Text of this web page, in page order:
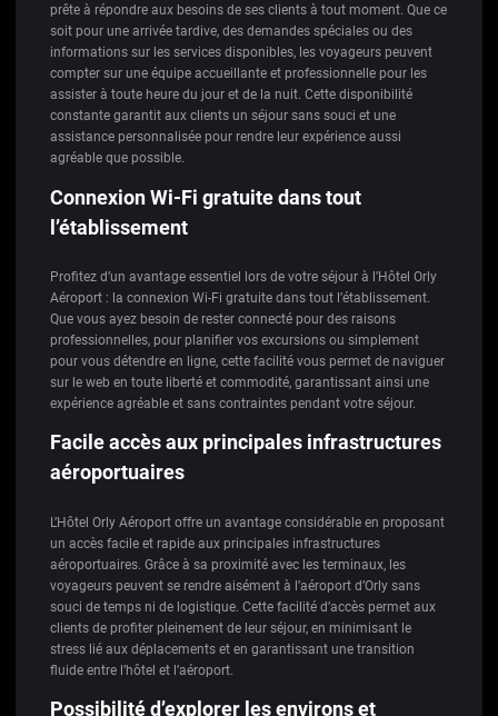
prête à répondre aux besoins de ses clients à tout moment. Que ce
soit pour une arrivée tardive, des demandes spéciales ou des
informations sur les services disponibles, les voyageurs peuvent
compter sur une équipe accueillante et professionnelle pour les
assister à toute heure du jour et de la nuit. Cette disponibilité
constante garantit aux clients un séjour sans souci et une
assistance personnalisée pour rendre leur expérience aussi
agréable que possible.
Connexion Wi-Fi gratuite dans tout
l’établissement
Profitez d’un avantage essentiel lors de votre séjour à l’Hôtel Orly
Aéroport : la connexion Wi-Fi gratuite dans tout l’établissement.
Que vous ayez besoin de rester connecté pour des raisons
professionnelles, pour planifier vos excursions ou simplement
pour vous détendre en ligne, cette facilité vous permet de naviguer
sur le web en toute liberté et commodité, garantissant ainsi une
expérience agréable et sans contraintes pendant votre séjour.
Facile accès aux principales infrastructures
aéroportuaires
L’Hôtel Orly Aéroport offre un avantage considérable en proposant
un accès facile et rapide aux principales infrastructures
aéroportuaires. Grâce à sa proximité avec les terminaux, les
voyageurs peuvent se rendre aisément à l’aéroport d’Orly sans
souci de temps ni de logistique. Cette facilité d’accès permet aux
clients de profiter pleinement de leur séjour, en minimisant le
stress lié aux déplacements et en garantissant une transition
fluide entre l’hôtel et l’aéroport.
Possibilité d’explorer les environs et